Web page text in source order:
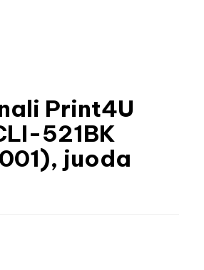
Print4U
521BK
juoda